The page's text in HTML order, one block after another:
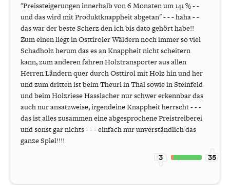
"Preissteigerungen innerhalb von 6 Monaten um 141 % - -
und das wird mit Produktknappheit abgetan" - - - haha - -
das war der beste Scherz den ich bis dato gehört habe!!
Zum einen liegt in Osttiroler Wäldern noch immer so viel
Schadholz herum das es an Knappheit nicht scheitern
kann, zum anderen fahren Holztransporter aus allen
Herren Ländern quer durch Osttirol mit Holz hin und her
und zum dritten ist beim Theurl in Thal sowie in Steinfeld
und beim Holzriese Hasslacher nur schwer erkennbar das
auch nur ansatzweise, irgendeine Knappheit herrscht - - -
das ist alles zusammen eine abgesprochene Preistreiberei
und sonst gar nichts - - - einfach nur unverständlich das
ganze Spiel!!!!
3 35